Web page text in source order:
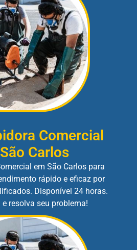
Comercial
Carlos
em São Carlos para
rápido e eficaz por
Disponível 24 horas.
resolva seu problema!